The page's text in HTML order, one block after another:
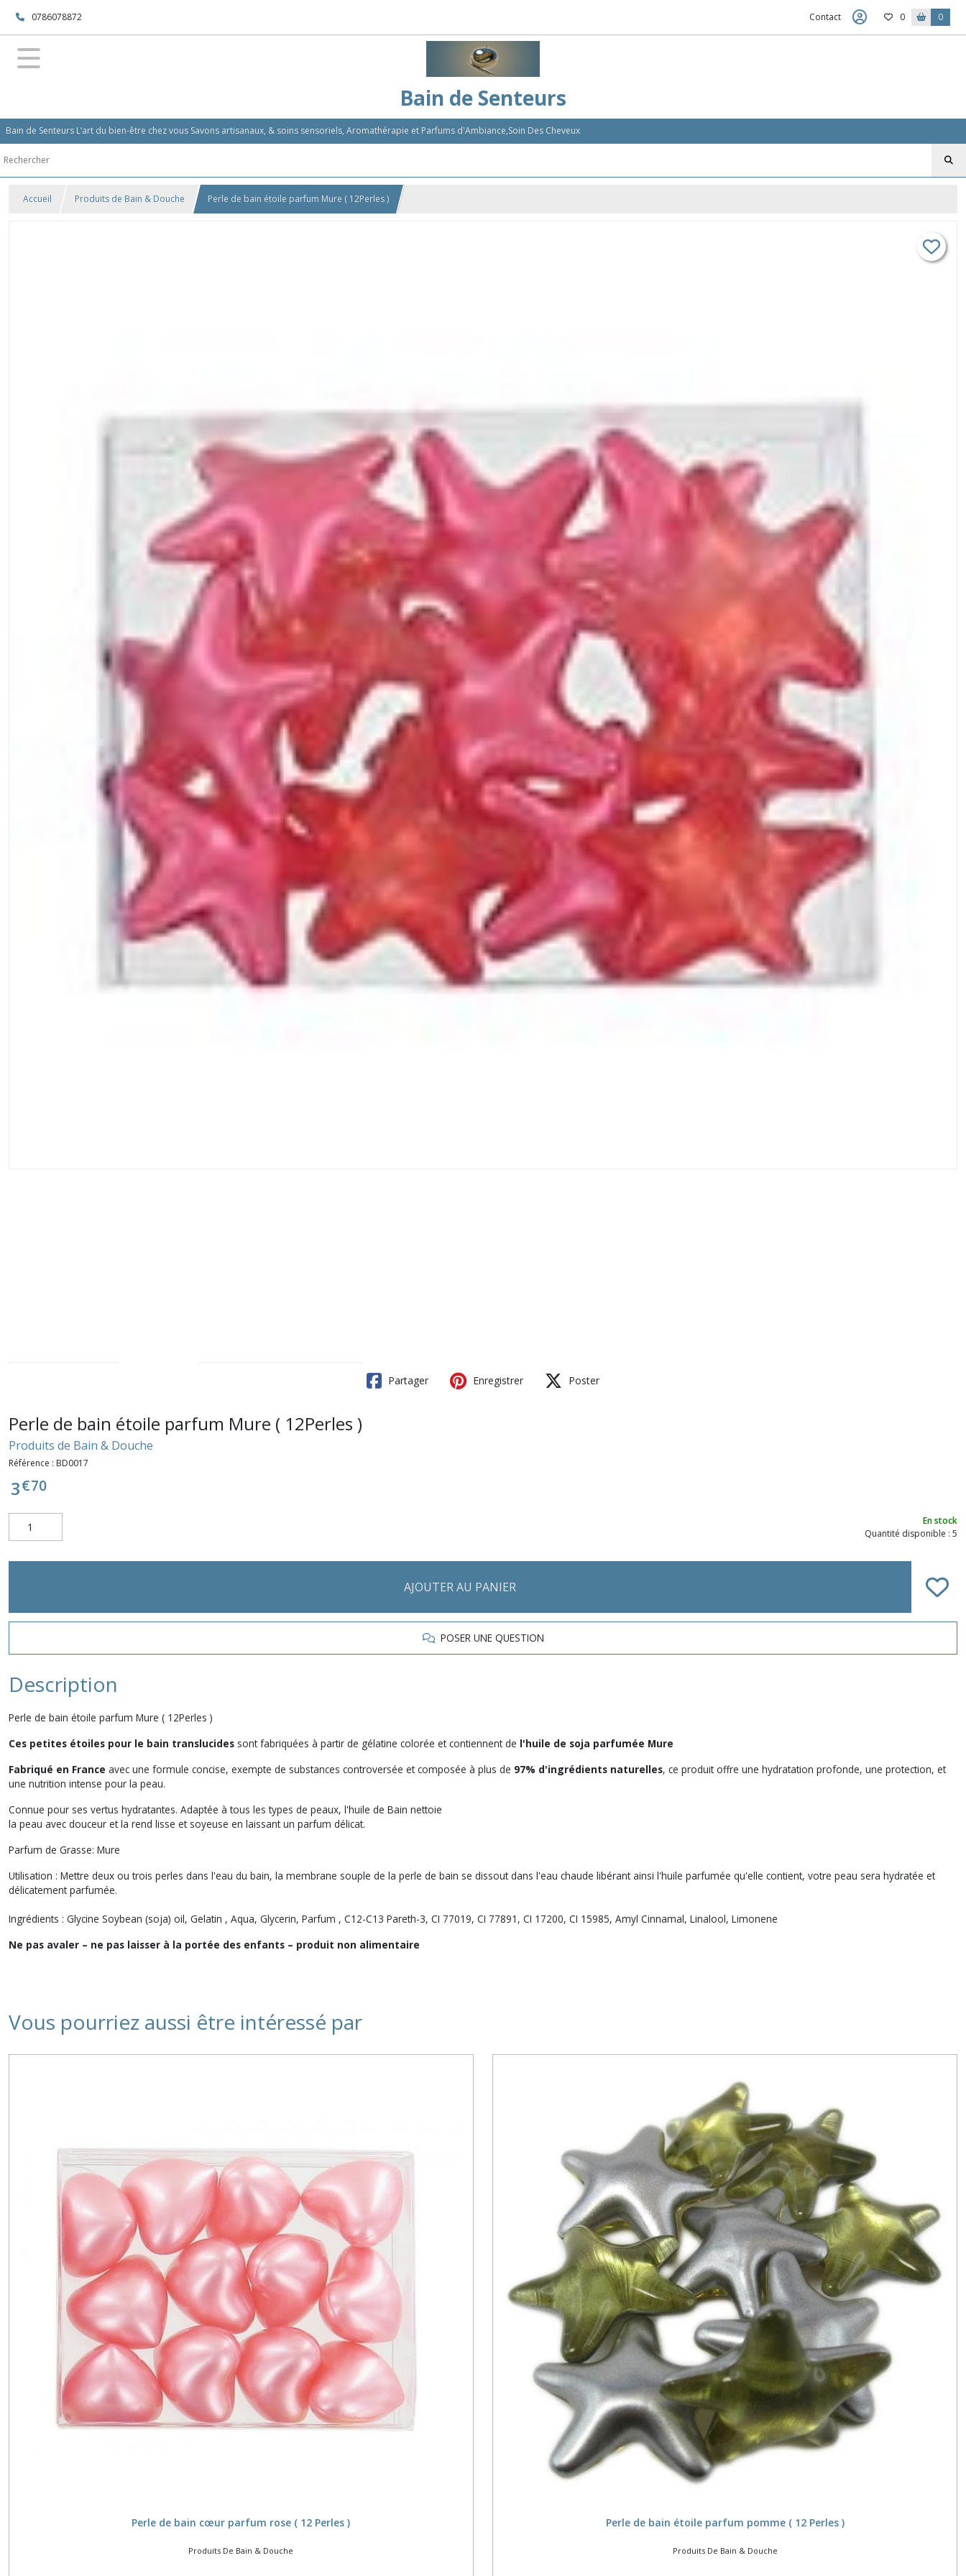
0786078872 Contact 0 0
Bain de Senteurs
Bain de Senteurs L’art du bien-être chez vous Savons artisanaux, & soins sensoriels, Aromathérapie et Parfums d'Ambiance,Soin Des Cheveux
Accueil Produits de Bain & Douche Perle de bain étoile parfum Mure ( 12Perles )
Partager Enregistrer Poster
Perle de bain étoile parfum Mure ( 12Perles )
Produits de Bain & Douche
Référence : BD0017
3€70
En stock
Quantité disponible : 5
AJOUTER AU PANIER
POSER UNE QUESTION
Description
Perle de bain étoile parfum Mure ( 12Perles )
Ces petites étoiles pour le bain translucides sont fabriquées à partir de gélatine colorée et contiennent de l'huile de soja parfumée Mure
Fabriqué en France avec une formule concise, exempte de substances controversée et composée à plus de 97% d'ingrédients naturelles, ce produit offre une hydratation profonde, une protection, et
une nutrition intense pour la peau.
Connue pour ses vertus hydratantes. Adaptée à tous les types de peaux, l'huile de Bain nettoie
la peau avec douceur et la rend lisse et soyeuse en laissant un parfum délicat.
Parfum de Grasse: Mure
Utilisation : Mettre deux ou trois perles dans l'eau du bain, la membrane souple de la perle de bain se dissout dans l'eau chaude libérant ainsi l'huile parfumée qu'elle contient, votre peau sera hydratée et
délicatement parfumée.
Ingrédients : Glycine Soybean (soja) oil, Gelatin , Aqua, Glycerin, Parfum , C12-C13 Pareth-3, CI 77019, CI 77891, CI 17200, CI 15985, Amyl Cinnamal, Linalool, Limonene
Ne pas avaler – ne pas laisser à la portée des enfants – produit non alimentaire
Vous pourriez aussi être intéressé par
Perle de bain cœur parfum rose ( 12 Perles )
Produits De Bain & Douche
Perle de bain étoile parfum pomme ( 12 Perles )
Produits De Bain & Douche